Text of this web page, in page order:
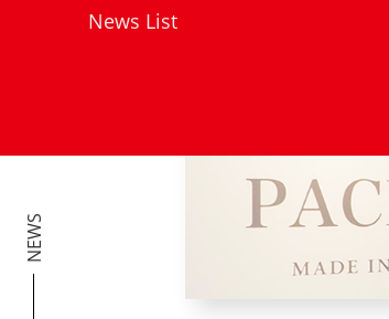
News List
NEWS